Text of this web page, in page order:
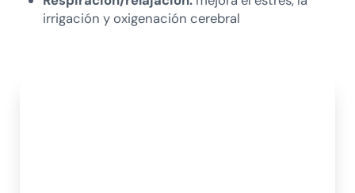
irrigación y oxigenación cerebral